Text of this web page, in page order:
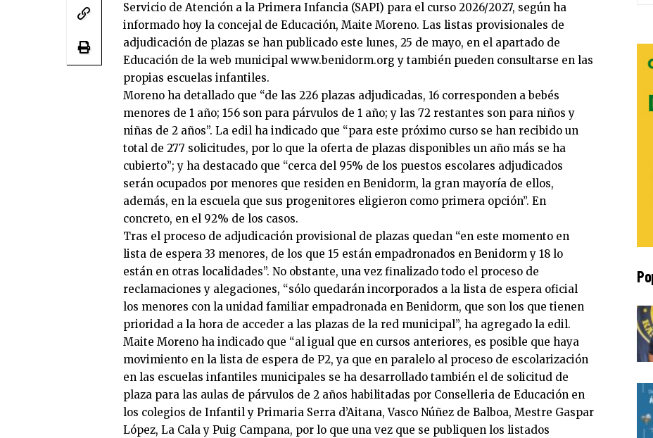
Servicio de Atención a la Primera Infancia (SAPI) para el curso 2026/2027, según ha
informado hoy la concejal de Educación, Maite Moreno. Las listas provisionales de
adjudicación de plazas se han publicado este lunes, 25 de mayo, en el apartado de
Educación de la web municipal www.benidorm.org y también pueden consultarse en las
propias escuelas infantiles.
Moreno ha detallado que “de las 226 plazas adjudicadas, 16 corresponden a bebés
menores de 1 año; 156 son para párvulos de 1 año; y las 72 restantes son para niños y
niñas de 2 años”. La edil ha indicado que “para este próximo curso se han recibido un
total de 277 solicitudes, por lo que la oferta de plazas disponibles un año más se ha
cubierto”; y ha destacado que “cerca del 95% de los puestos escolares adjudicados
serán ocupados por menores que residen en Benidorm, la gran mayoría de ellos,
además, en la escuela que sus progenitores eligieron como primera opción”. En
concreto, en el 92% de los casos.
Tras el proceso de adjudicación provisional de plazas quedan “en este momento en
lista de espera 33 menores, de los que 15 están empadronados en Benidorm y 18 lo
están en otras localidades”. No obstante, una vez finalizado todo el proceso de
reclamaciones y alegaciones, “sólo quedarán incorporados a la lista de espera oficial
los menores con la unidad familiar empadronada en Benidorm, que son los que tienen
prioridad a la hora de acceder a las plazas de la red municipal”, ha agregado la edil.
Maite Moreno ha indicado que “al igual que en cursos anteriores, es posible que haya
movimiento en la lista de espera de P2, ya que en paralelo al proceso de escolarización
en las escuelas infantiles municipales se ha desarrollado también el de solicitud de
plaza para las aulas de párvulos de 2 años habilitadas por Conselleria de Educación en
los colegios de Infantil y Primaria Serra d’Aitana, Vasco Núñez de Balboa, Mestre Gaspar
López, La Cala y Puig Campana, por lo que una vez que se publiquen los listados